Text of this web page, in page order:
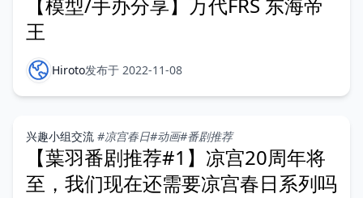
【模型/手办分享】万代FRS 东海帝
王
Hiroto发布于 2022-11-08
兴趣小组交流 #凉宫春日#动画#番剧推荐
【葉羽番剧推荐#1】凉宫20周年将
至，我们现在还需要凉宫春日系列吗